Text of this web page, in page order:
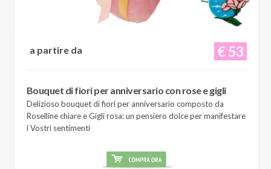
€ 53
a partire da
Bouquet di fiori per anniversario con rose e gigli
Delizioso bouquet di fiori per anniversario composto da
Roselline chiare e Gigli rosa: un pensiero dolce per manifestare
i Vostri sentimenti